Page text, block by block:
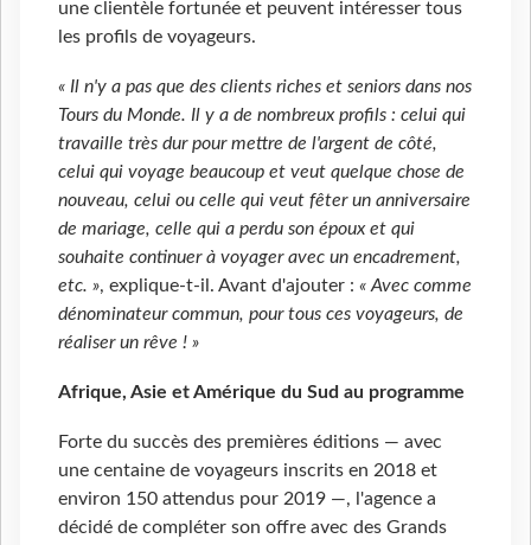
une clientèle fortunée et peuvent intéresser tous
les profils de voyageurs.
« Il n'y a pas que des clients riches et seniors dans nos
Tours du Monde. Il y a de nombreux profils : celui qui
travaille très dur pour mettre de l'argent de côté,
celui qui voyage beaucoup et veut quelque chose de
nouveau, celui ou celle qui veut fêter un anniversaire
de mariage, celle qui a perdu son époux et qui
souhaite continuer à voyager avec un encadrement,
etc. », explique-t-il. Avant d'ajouter : « Avec comme
dénominateur commun, pour tous ces voyageurs, de
réaliser un rêve ! »
Afrique, Asie et Amérique du Sud au programme
Forte du succès des premières éditions — avec
une centaine de voyageurs inscrits en 2018 et
environ 150 attendus pour 2019 —, l'agence a
décidé de compléter son offre avec des Grands